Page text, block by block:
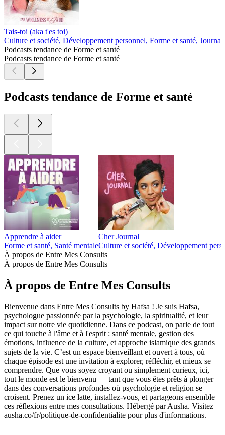
Tais-toi (aka t'es toi)
Culture et société, Développement personnel, Forme et santé,
Podcasts tendance de Forme et santé
Podcasts tendance de Forme et santé
Podcasts tendance de Forme et santé
Apprendre à aider
Forme et santé, Santé mentale
Cher Journal
Culture et société, Développement
À propos de Entre Mes Consults
À propos de Entre Mes Consults
À propos de Entre Mes Consults
Bienvenue dans Entre Mes Consults by Hafsa ! Je suis Hafsa,
psychologue passionnée par la psychologie, la spiritualité, et leur
impact sur notre vie quotidienne. Dans ce podcast, on parle de tout
ce qui touche à l'âme et à l'esprit : santé mentale, gestion des
émotions, influence de la culture, et approche islamique des grands
sujets de la vie. C’est un espace bienveillant et ouvert à tous, où
chaque épisode est une invitation à explorer, réfléchir, et mieux se
comprendre. Que vous soyez croyant ou simplement curieux, ici,
tout le monde est le bienvenu — tant que vous êtes prêts à plonger
dans des conversations profondes où psychologie et religion se
croisent. Prenez un ice latte, installez-vous, et partageons ensemble
ces réflexions entre mes consultations. Hébergé par Ausha. Visitez
ausha.co/fr/politique-de-confidentialite pour plus d'informations.